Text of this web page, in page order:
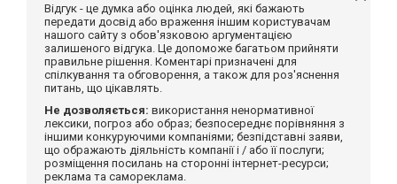
Відгук - це думка або оцінка людей, які бажають
передати досвід або враження іншим користувачам
нашого сайту з обов'язковою аргументацією
залишеного відгука. Це допоможе багатьом прийняти
правильне рішення. Коментарі призначені для
спілкування та обговорення, а також для роз'яснення
питань, що цікавлять.
Не дозволяється: використання ненормативної
лексики, погроз або образ; безпосереднє порівняння з
іншими конкуруючими компаніями; безпідставні заяви,
що ображають діяльність компанії і / або її послуги;
розміщення посилань на сторонні інтернет-ресурси;
реклама та самореклама.